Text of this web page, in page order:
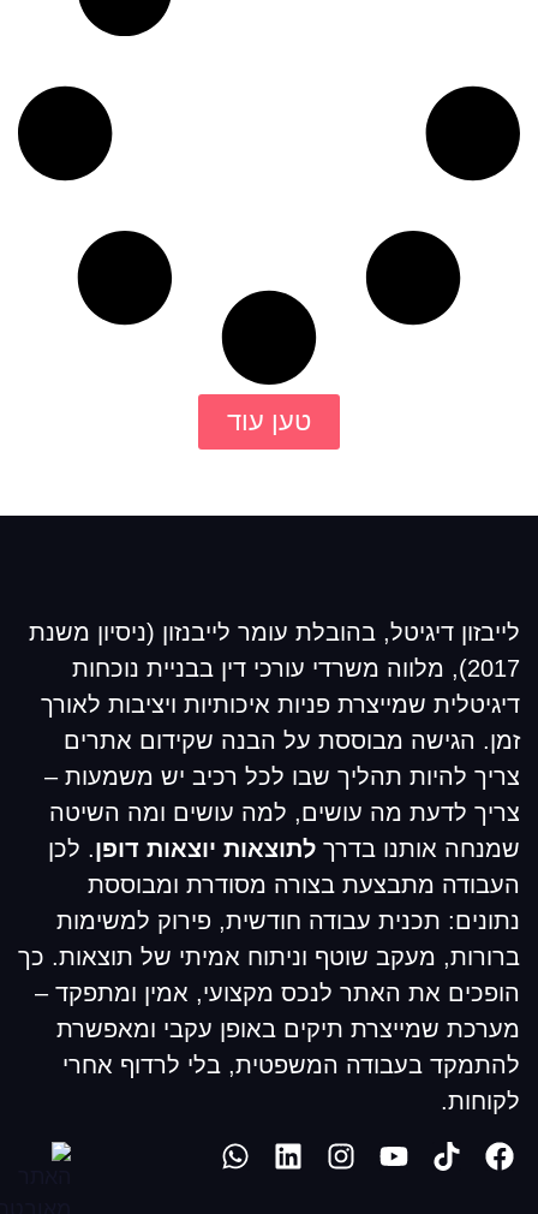
טען עוד
לייבזון דיגיטל, בהובלת עומר לייבנזון (ניסיון משנת
2017), מלווה משרדי עורכי דין בבניית נוכחות
דיגיטלית שמייצרת פניות איכותיות ויציבות לאורך
זמן. הגישה מבוססת על הבנה שקידום אתרים
צריך להיות תהליך שבו לכל רכיב יש משמעות –
צריך לדעת מה עושים, למה עושים ומה השיטה
שמנחה אותנו בדרךלתוצאות יוצאות דופן. לכן
העבודה מתבצעת בצורה מסודרת ומבוססת
נתונים: תכנית עבודה חודשית, פירוק למשימות
ברורות, מעקב שוטף וניתוח אמיתי של תוצאות. כך
הופכים את האתר לנכס מקצועי, אמין ומתפקד –
מערכת שמייצרת תיקים באופן עקבי ומאפשרת
להתמקד בעבודה המשפטית, בלי לרדוף אחרי
לקוחות.